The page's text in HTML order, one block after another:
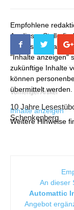
Empfohlene
An dieser Stelle
die unser
"Inhalte anzeigen"
zukünftige Inhalte
können
übermittelt werden.
Inhalte anzeigen
Weitere Hinweise
Vorheriger Artikel
10 Jahre
Schenkenberg
An dieser
Automattic
Angebot